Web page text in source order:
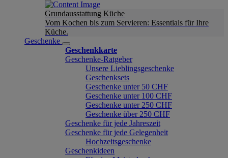
Grundausstattung Küche
Vom Kochen bis zum Servieren: Essentials für Ihre
Küche.
Geschenke
Geschenkkarte
Geschenke-Ratgeber
Unsere Lieblingsgeschenke
Geschenksets
Geschenke unter 50 CHF
Geschenke unter 100 CHF
Geschenke unter 250 CHF
Geschenke über 250 CHF
Geschenke für jede Jahreszeit
Geschenke für jede Gelegenheit
Hochzeitsgeschenke
Geschenkideen